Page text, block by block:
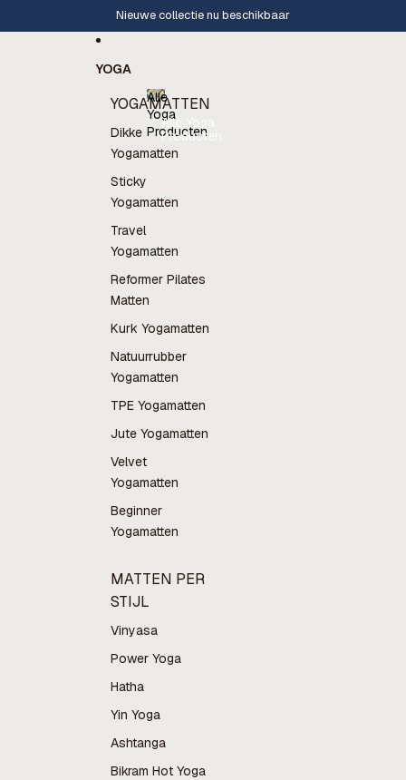
Nieuwe collectie nu beschikbaar
YOGA
YOGAMATTEN
Dikke
Yogamatten
Sticky
Yogamatten
Travel
Yogamatten
Reformer Pilates
Matten
Kurk Yogamatten
Natuurrubber
Yogamatten
TPE Yogamatten
Jute Yogamatten
Velvet
Yogamatten
Beginner
Yogamatten
MATTEN PER
STIJL
Vinyasa
Power Yoga
Hatha
Yin Yoga
Ashtanga
Bikram Hot Yoga
Alle
Yoga
Producten
Alle Yoga
Producten